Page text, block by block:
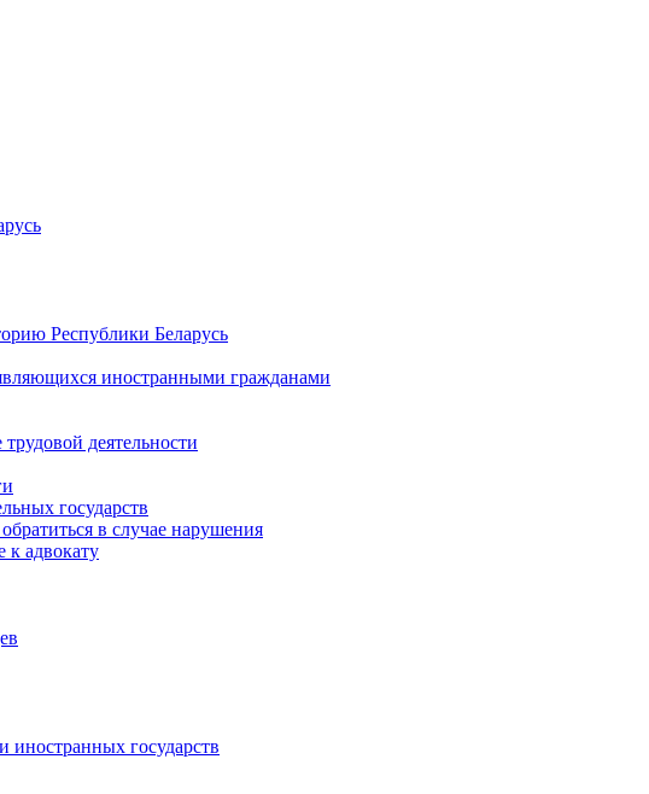
Республики Беларусь
иностранными гражданами
деятельности
государств
в случае нарушения
к адвокату
государств